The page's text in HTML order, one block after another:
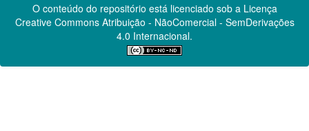
O conteúdo do repositório está licenciado sob a Licença
Creative CommonsAtribuição - NãoComercial - SemDerivações
4.0 Internacional.